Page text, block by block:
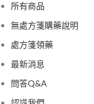
所有商品
無處方箋購藥說明
處方箋領藥
最新消息
問答Q&A